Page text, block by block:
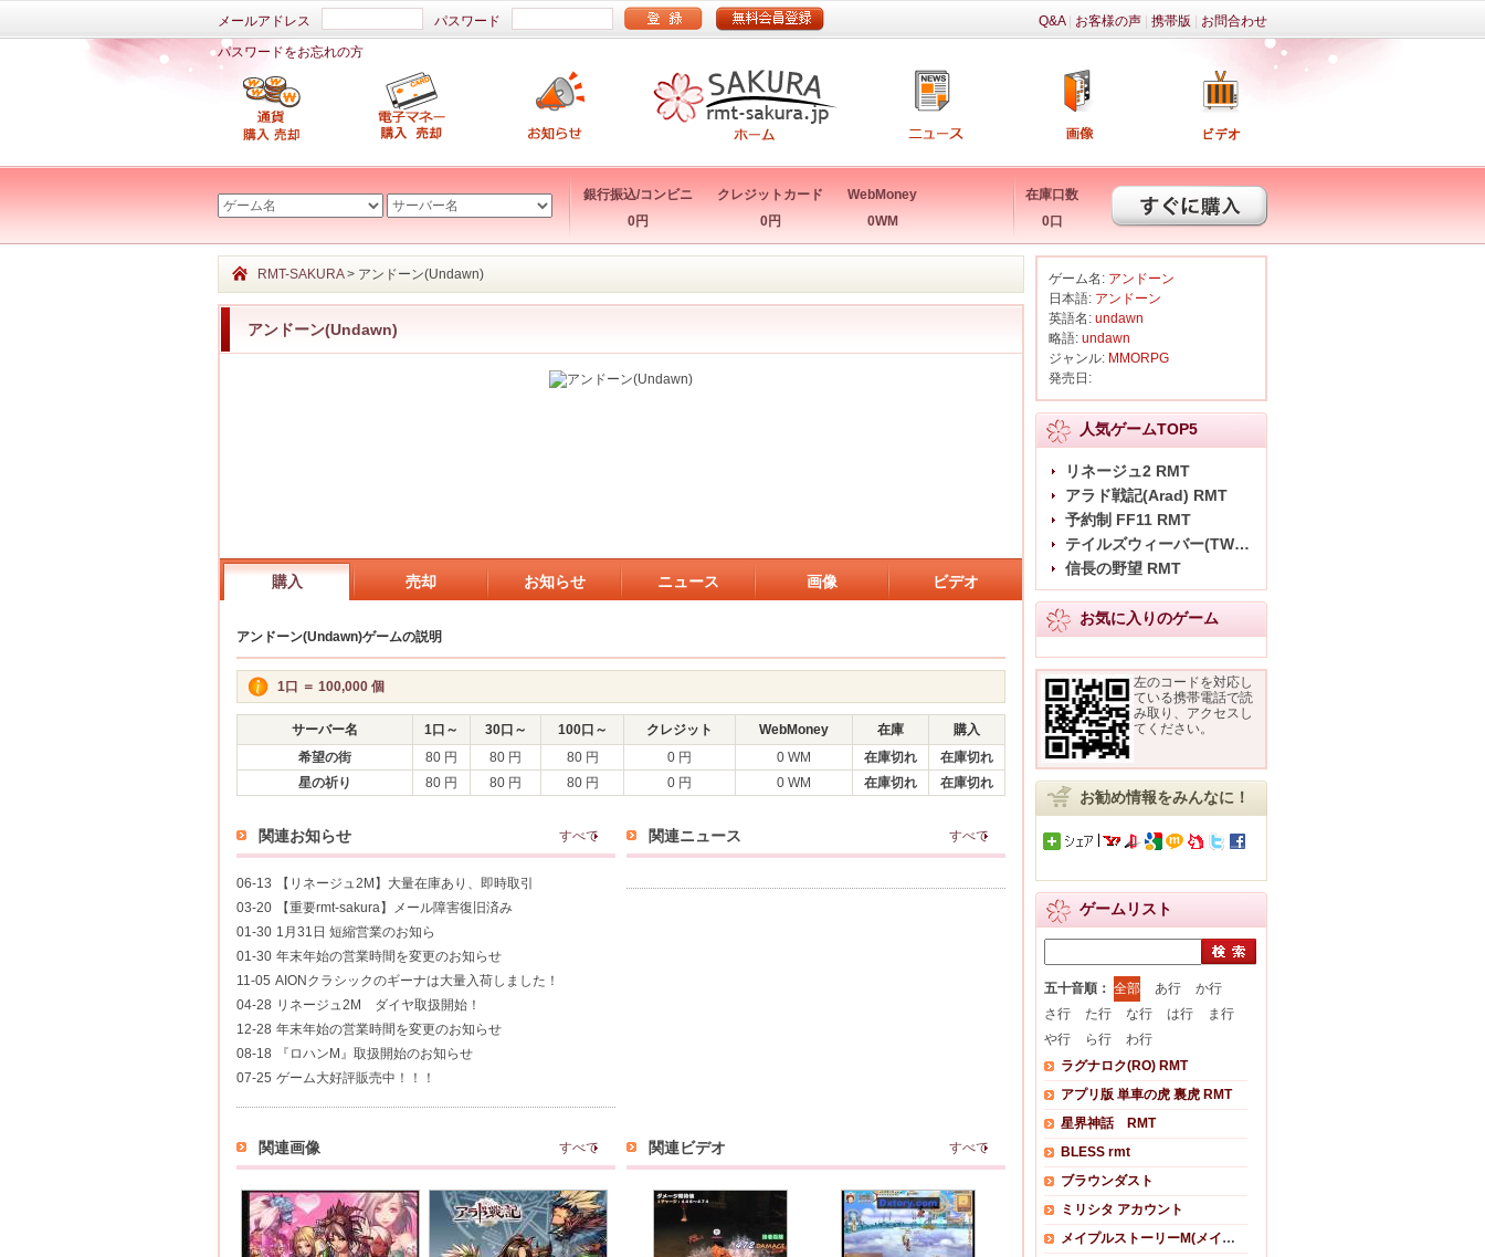
メールアドレス
パスワード
パスワードをお忘れの方
Q&A| お客様の声 携帯版 お問合わせ
銀行振込/コンビニ
0円
クレジットカード
0円
WebMoney
0WM
在庫口数
0口
RMT-SAKURA> アンドーン(Undawn)
アンドーン(Undawn)
購入 売却 お知らせ ニュース 画像 ビデオ
アンドーン(Undawn)ゲームの説明
1口 ＝ 100,000 個
サーバー名 1口～ 30口～ 100口～ クレジット WebMoney 在庫
購入
希望の街
80 円 80 円 80 円 0 円 0 WM 在庫切れ
在庫切れ
星の祈り
80 円 80 円 80 円 0 円 0 WM 在庫切れ 在庫切れ
すべて
関連お知らせ
06-13
【リネージュ2M】大量在庫あり、即時取引
03-20
【重要rmt-sakura】メール障害復旧済み
01-30 1月31日 短縮営業のお知ら
01-30 年末年始の営業時間を変更のお知らせ
11-05 AIONクラシックのギーナは大量入荷しました！
04-28 リネージュ2M ダイヤ取扱開始！
12-28 年末年始の営業時間を変更のお知らせ
08-18
『ロハンM』取扱開始のお知らせ
07-25 ゲーム大好評販売中！！！
すべて
関連ニュース
すべて
関連画像 すべて
関連ビデオ
ゲーム名: アンドーン
日本語: アンドーン
英語名: undawn
略語: undawn
ジャンル: MMORPG
発売日:
人気ゲームTOP5
リネージュ2 RMT
アラド戦記(Arad) RMT
予約制 FF11 RMT
テイルズウィーバー(TW) RMT
信長の野望 RMT
お気に入りのゲーム
左のコードを対応し
ている携帯電話で読
み取り、アクセスし
てください。
お勧め情報をみんなに！
ゲームリスト
五十音順： 全部 あ行
か行
さ行
た行 な行 は行
ま行
や行
ら行
わ行
ラグナロク(RO) RMT
アプリ版 単車の虎 裏虎 RMT
星界神話 RMT
BLESS rmt
ブラウンダスト
ミリシタ アカウント
メイプルストーリーM(メイプルM)